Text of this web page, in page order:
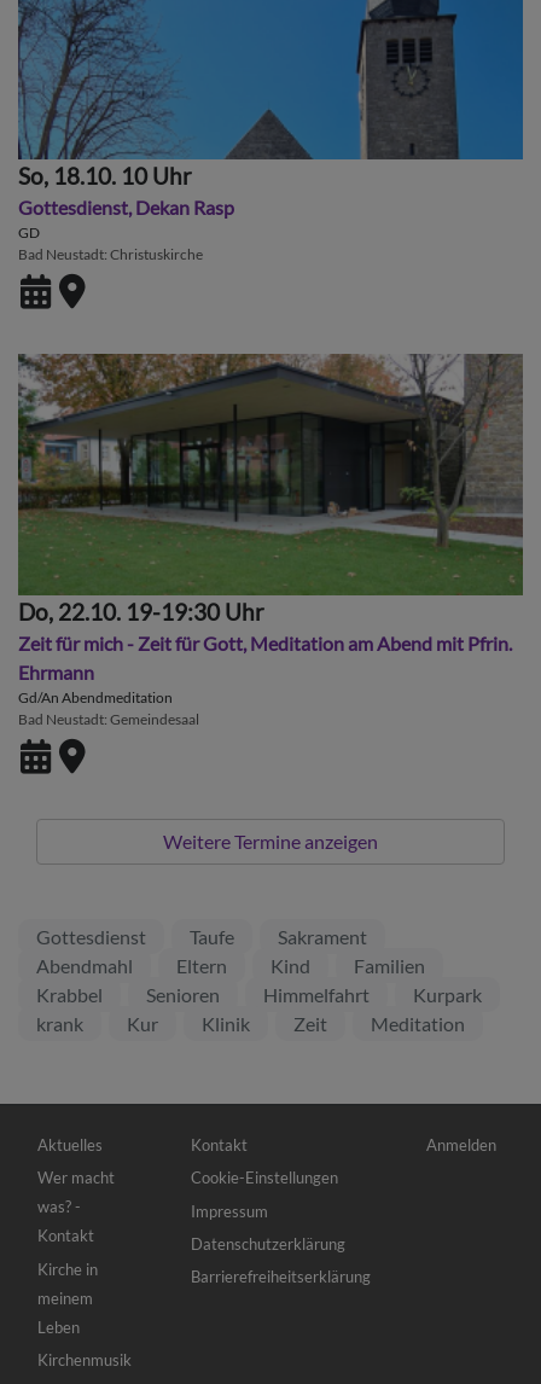
So, 18.10. 10 Uhr
Gottesdienst, Dekan Rasp
GD
Bad Neustadt Christuskirche
Do, 22.10. 19-19:30 Uhr
Zeit für mich - Zeit für Gott, Meditation am Abend mit Pfrin.
Ehrmann
Gd/An Abendmeditation
Bad Neustadt Gemeindesaal
Weitere Termine anzeigen
Gottesdienst Taufe
Sakrament
Abendmahl
Eltern Kind
Familien
Krabbel
Senioren Himmelfahrt
Kurpark
krank
Kur Klinik Zeit Meditation
Hauptnavigation
Aktuelles
Wer macht
was? -
Kontakt
Kirche in
meinem
Leben
Kirchenmusik
Fußbereichsmenü
Kontakt
Cookie-Einstellungen
Impressum
Datenschutzerklärung
Barrierefreiheitserklärung
Benutzermenü
Anmelden